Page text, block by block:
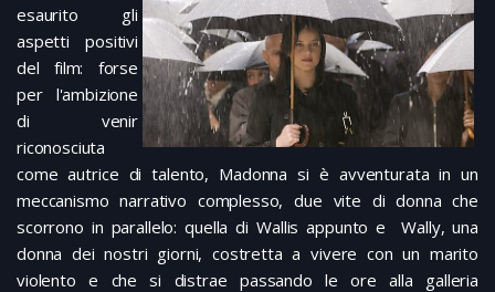
esaurito gli
aspetti positivi
del film: forse
per l'ambizione
di venir
riconosciuta
come autrice di talento, Madonna si è avventurata in un
meccanismo narrativo complesso, due vite di donna che
scorrono in parallelo: quella di Wallis appunto e Wally, una
donna dei nostri giorni, costretta a vivere con un marito
violento e che si distrae passando le ore alla galleria